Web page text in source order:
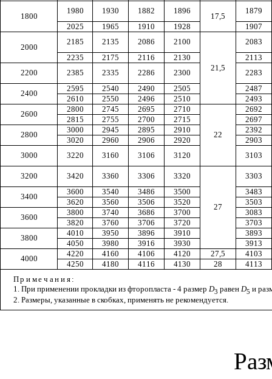
1800
1980 1930 1882 1896
17,5
1879
2025
1965 1910 1928 1907
2000
2185 2135 2086 2100
21,5
2083
2235
2175 2116 2130
2113
2200
2385 2335 2286 2300 2283
2400
2595 2540 2490 2505
2487
2610
2550 2496 2510
2493
2600
2800 2745 2695 2710
22
2692
2815
2755 2700 2715
2697
2800
3000 2945 2895 2910
2392
3020
2960 2906 2920
2903
3000
3220 3160 3106 3120 3103
3200 3420 3360 3306 3320
27
3303
3400
3600 3540 3486 3500
3483
3620
3560 3506 3520
3503
3600
3800 3740 3686 3700
3083
3820
3760 3706 3720
3703
3800
4010 3950 3896 3910
3893
4050
3980 3916 3930
3913
4000
4220 4160 4106 4120 27,5
4103
4250
4180 4116 4130 28
4113
Примечания :
1. При применении прокладки из фторопласта - 4 размер D3 равен D5 и
2. Размеры, указанные в скобках, применять не рекомендуется.